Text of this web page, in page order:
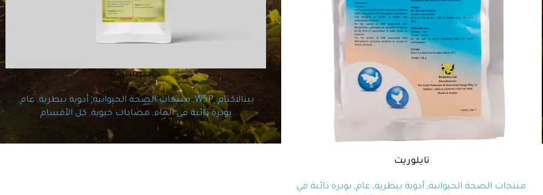
تايلوريت
منتجات الصحة الحيوانية, أدوية بيطرية, عام, بودرة ذائبة في
أمبيسين
بيتالاكتام,
WSP
,منتجات الصحة الحيوانية, أدوية بيطرية, عام,
بودرة ذائبة في الماء, مضادات حيوية, كل الأقسام